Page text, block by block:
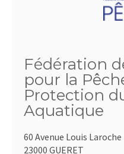
Fédération
pour la
Protection
Aquatique
60 Avenue Louis Laroche
23000 GUERET